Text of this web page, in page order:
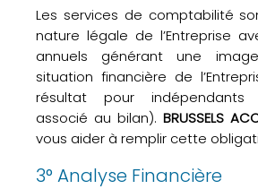
Les services de comptabilité
nature légale de l’Entreprise
annuels générant une
situation financière de
résultat pour indépendants
associé au bilan). BRUSSELS
vous aider à remplir cette
3° Analyse Financière